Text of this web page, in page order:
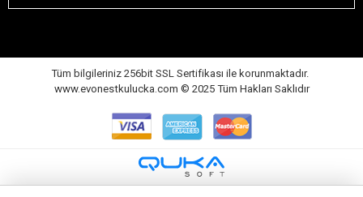
Tüm bilgileriniz 256bit SSL Sertifikası ile korunmaktadır.
www.evonestkulucka.com © 2025 Tüm Hakları Saklıdır